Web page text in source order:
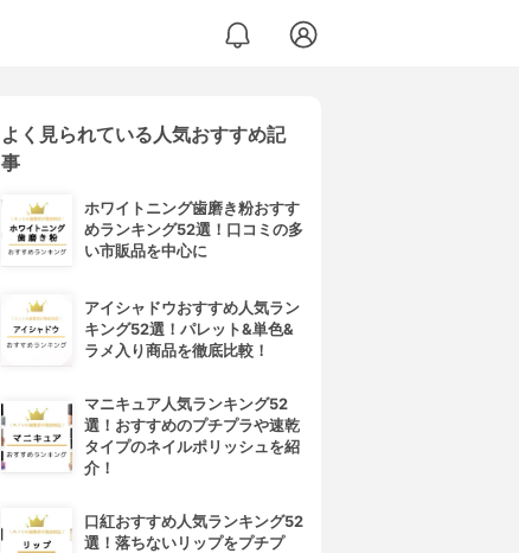
よく見られている人気おすすめ記
事
ホワイトニング歯磨き粉おすす
めランキング52選！口コミの多
い市販品を中心に
アイシャドウおすすめ人気ラン
キング52選！パレット&単色&
ラメ入り商品を徹底比較！
マニキュア人気ランキング52
選！おすすめのプチプラや速乾
タイプのネイルポリッシュを紹
介！
口紅おすすめ人気ランキング52
選！落ちないリップをプチプ